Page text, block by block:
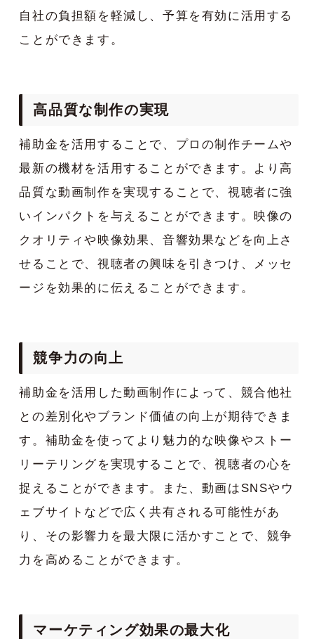
自社の負担額を軽減し、予算を有効に活用する
ことができます。
高品質な制作の実現
補助金を活用することで、プロの制作チームや
最新の機材を活用することができます。より高
品質な動画制作を実現することで、視聴者に強
いインパクトを与えることができます。映像の
クオリティや映像効果、音響効果などを向上さ
せることで、視聴者の興味を引きつけ、メッセ
ージを効果的に伝えることができます。
競争力の向上
補助金を活用した動画制作によって、競合他社
との差別化やブランド価値の向上が期待できま
す。補助金を使ってより魅力的な映像やストー
リーテリングを実現することで、視聴者の心を
捉えることができます。また、動画はSNSやウ
ェブサイトなどで広く共有される可能性があ
り、その影響力を最大限に活かすことで、競争
力を高めることができます。
マーケティング効果の最大化